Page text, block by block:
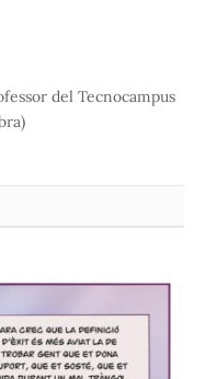
del Tecnocampus